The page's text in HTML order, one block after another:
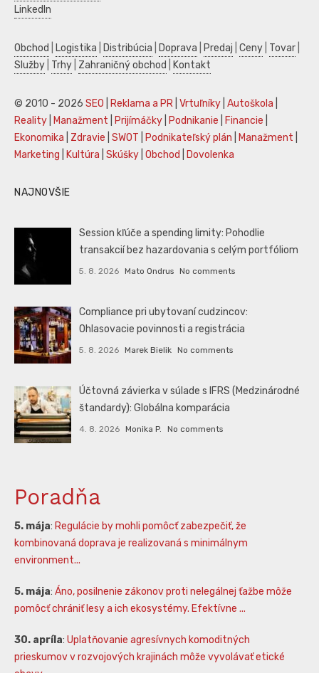
LinkedIn
Obchod Logistika Distribúcia Doprava Predaj Ceny Tovar
Služby Trhy Zahraničný obchod Kontakt
© 2010 - 2026 SEO Reklama a PR Vrtuľníky Autoškola
Reality
Manažment Prijímáčky Podnikanie Financie
Ekonomika
Zdravie SWOT Podnikateľský plán Manažment
Marketing
Kultúra Skúšky Obchod Dovolenka
NAJNOVŠIE
Session kľúče a spending limity: Pohodlie
transakcií bez hazardovania s celým portfóliom
5. 8. 2026 Mato Ondrus No comments
Compliance pri ubytovaní cudzincov:
Ohlasovacie povinnosti a registrácia
5. 8. 2026 Marek Bielik No comments
Účtovná závierka v súlade s IFRS (Medzinárodné
štandardy): Globálna komparácia
4. 8. 2026 Monika P. No comments
Poradňa
5. mája: Regulácie by mohli pomôcť zabezpečiť, že
kombinovaná doprava je realizovaná s minimálnym
environment...
5. mája: Áno, posilnenie zákonov proti nelegálnej ťažbe môže
pomôcť chrániť lesy a ich ekosystémy. Efektívne ...
30. apríla: Uplatňovanie agresívnych komoditných
prieskumov v rozvojových krajinách môže vyvolávať etické